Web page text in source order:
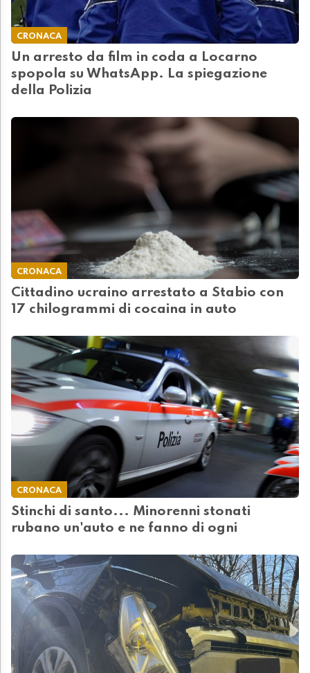
CRONACA
Un arresto da film in coda a Locarno
spopola su WhatsApp. La spiegazione
della Polizia
CRONACA
Cittadino ucraino arrestato a Stabio con
17 chilogrammi di cocaina in auto
CRONACA
Stinchi di santo... Minorenni stonati
rubano un'auto e ne fanno di ogni